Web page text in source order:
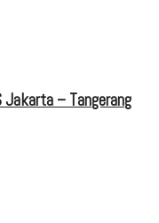
Jakarta – Tangerang